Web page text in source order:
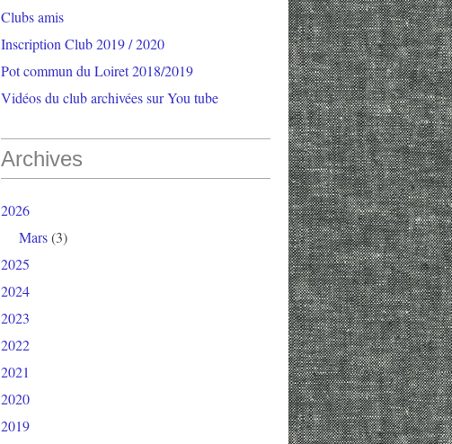
Clubs amis
Inscription Club 2019 / 2020
Pot commun du Loiret 2018/2019
Vidéos du club archivées sur You tube
Archives
2026
Mars(3)
2025
2024
2023
2022
2021
2020
2019